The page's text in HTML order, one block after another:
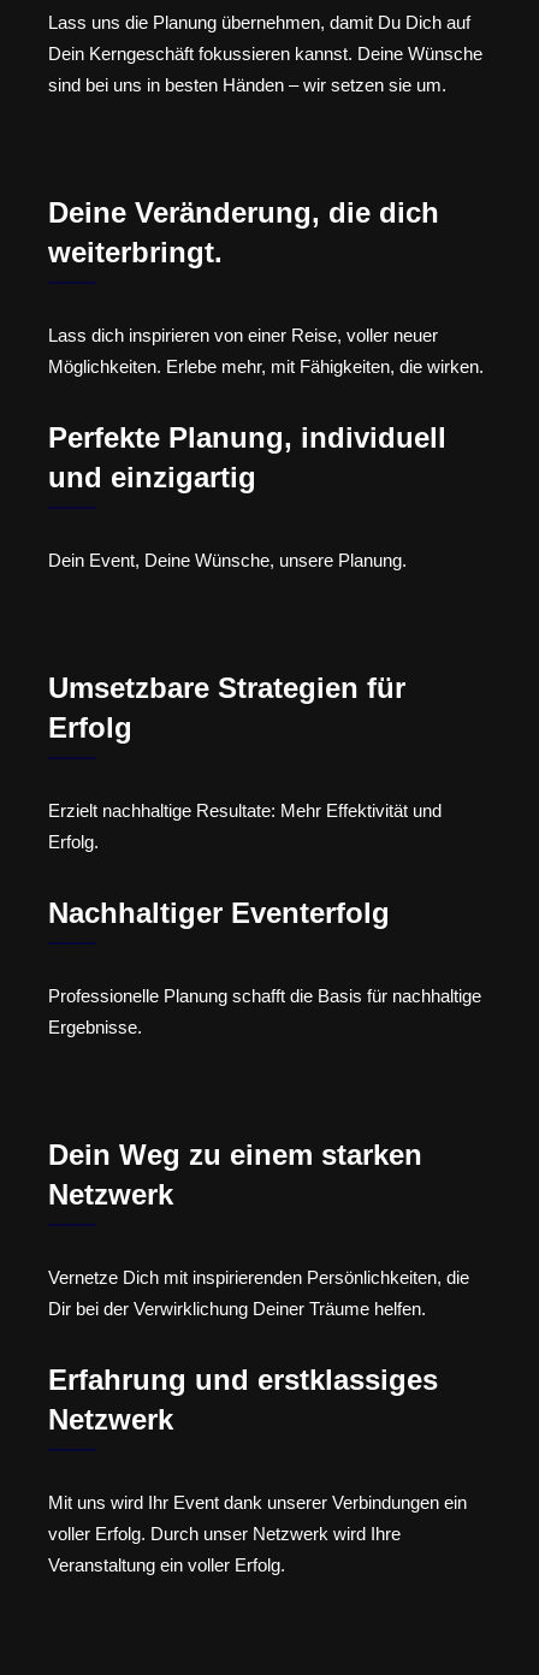
Lass uns die Planung übernehmen, damit Du Dich auf
Dein Kerngeschäft fokussieren kannst. Deine Wünsche
sind bei uns in besten Händen – wir setzen sie um.
Deine Veränderung, die dich
weiterbringt.
Lass dich inspirieren von einer Reise, voller neuer
Möglichkeiten. Erlebe mehr, mit Fähigkeiten, die wirken.
Perfekte Planung, individuell
und einzigartig
Dein Event, Deine Wünsche, unsere Planung.
Umsetzbare Strategien für
Erfolg
Erzielt nachhaltige Resultate: Mehr Effektivität und
Erfolg.
Nachhaltiger Eventerfolg
Professionelle Planung schafft die Basis für nachhaltige
Ergebnisse.
Dein Weg zu einem starken
Netzwerk
Vernetze Dich mit inspirierenden Persönlichkeiten, die
Dir bei der Verwirklichung Deiner Träume helfen.
Erfahrung und erstklassiges
Netzwerk
Mit uns wird Ihr Event dank unserer Verbindungen ein
voller Erfolg. Durch unser Netzwerk wird Ihre
Veranstaltung ein voller Erfolg.